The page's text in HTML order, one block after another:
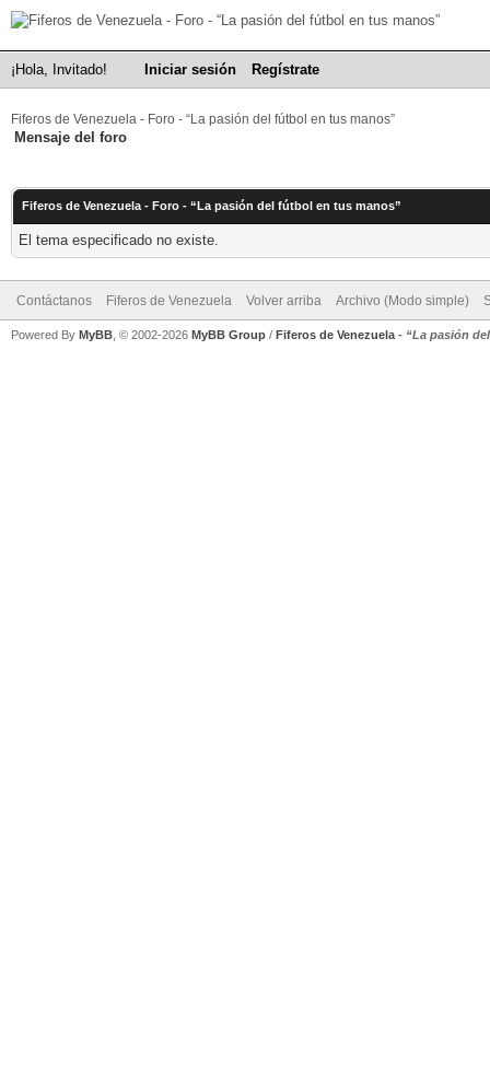
¡Hola, Invitado! Iniciar sesión Regístrate
Fiferos de Venezuela - Foro - “La pasión del fútbol en tus manos”
Mensaje del foro
Fiferos de Venezuela - Foro - “La pasión del fútbol en tus manos”
El tema especificado no existe.
Contáctanos Fiferos de Venezuela Volver arriba Archivo (Modo simple)
Powered By MyBB , © 2002-2026 MyBB Group / Fiferos de Venezuela - “La pasión